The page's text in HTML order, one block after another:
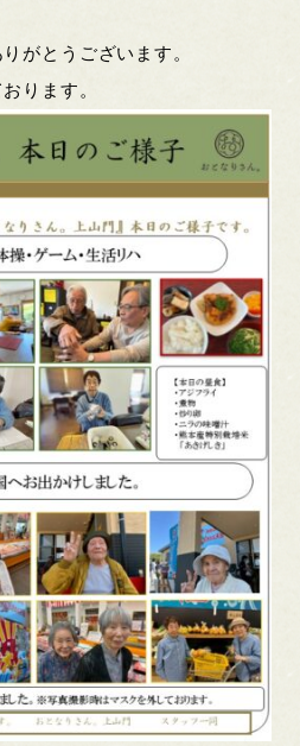
がとうございます。
ります。